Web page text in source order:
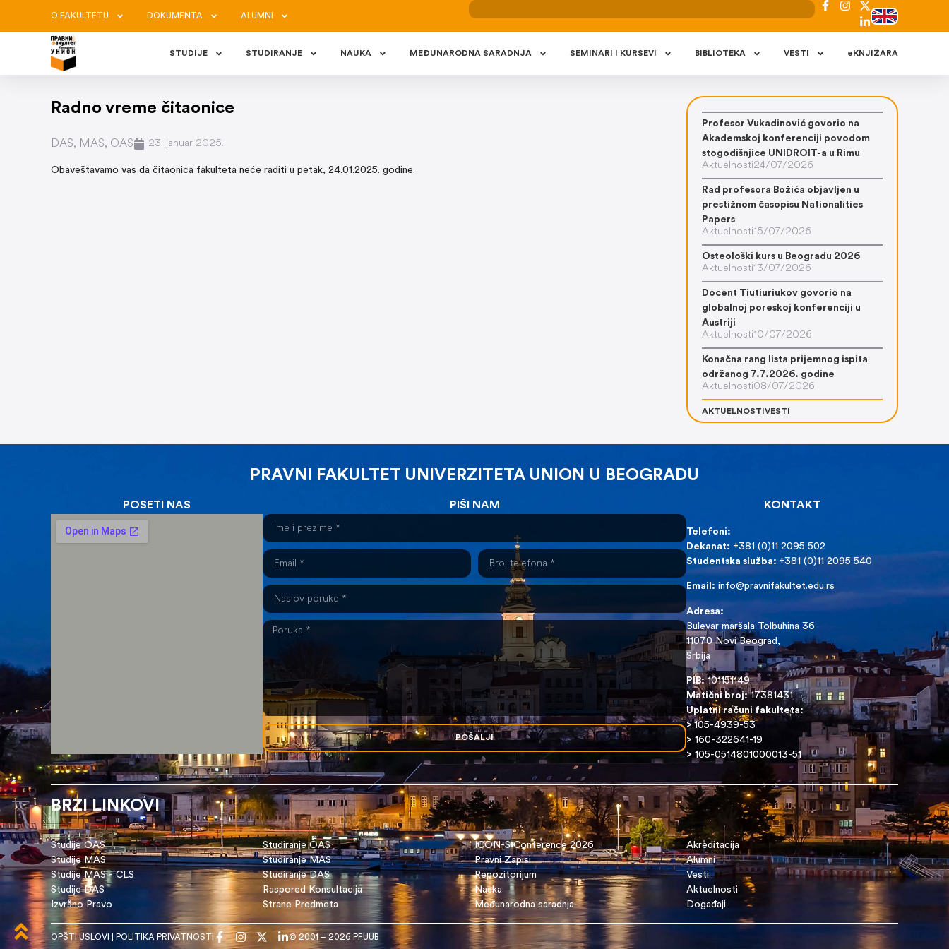
O FAKULTETU DOKUMENTA ALUMNI
STUDIJE STUDIRANJE NAUKA MEÐUNARODNA SARADNJA SEMINARI I KURSEVI BIBLIOTEKA VESTI eKNJIŽARA
Radno vreme čitaonice
DAS, MAS, OAS 23. januar 2025.
Obaveštavamo vas da čitaonica fakulteta neće raditi u petak, 24.01.2025. godine.
Profesor Vukadinović govorio na
Akademskoj konferenciji povodom
stogodišnjice UNIDROIT-a u Rimu
Aktuelnosti24/07/2026
Rad profesora Božića objavljen u
prestižnom časopisu Nationalities
Papers
Aktuelnosti15/07/2026
Osteološki kurs u Beogradu 2026
Aktuelnosti13/07/2026
Docent Tiutiuriukov govorio na
globalnoj poreskoj konferenciji u
Austriji
Aktuelnosti10/07/2026
Konačna rang lista prijemnog ispita
održanog 7.7.2026. godine
Aktuelnosti08/07/2026
AKTUELNOSTI VESTI
PRAVNI FAKULTET UNIVERZITETA UNION U BEOGRADU
KONTAKT
Telefoni:
Dekanat: +381 (0)11 2095 502
Studentska služba: +381 (0)11 2095 540
Email: info@pravnifakultet.edu.rs
Adresa:
Bulevar maršala Tolbuhina 36
11070 Novi Beograd,
Srbija
PIB:101151149
Matični broj:17381431
Uplatni računi fakulteta:
>105-4939-53
> 160-322641-19
>105-0514801000013-51
PIŠI NAM
POŠALJI
POSETI NAS
BRZI LINKOVI
Studije OAS
Studije MAS
Studije MAS - CLS
Studije DAS
Izvršno Pravo
Studiranje OAS
Studiranje MAS
Studiranje DAS
Raspored Konsultacija
Strane Predmeta
ICON-S Conference 2026
Pravni Zapisi
Repozitorijum
Nauka
Međunarodna saradnja
Akreditacija
Alumni
Vesti
Aktuelnosti
Događaji
OPŠTI USLOVI POLITIKA PRIVATNOSTI © 2001 – 2026 PFUUB